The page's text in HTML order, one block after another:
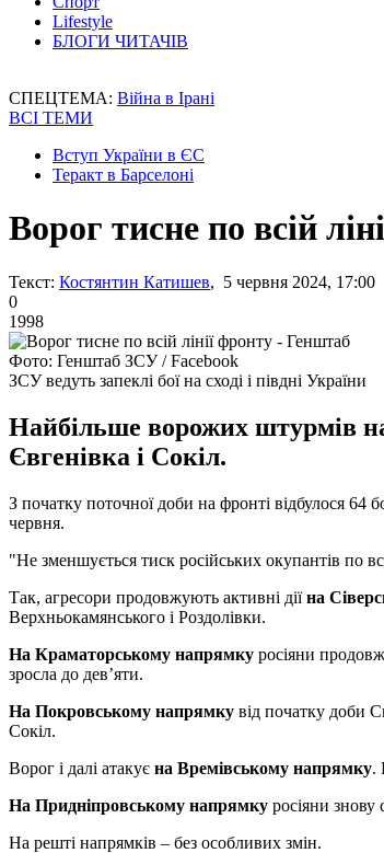
Lifestyle
БЛОГИ ЧИТАЧІВ
СПЕЦТЕМА: Війна в Ірані
ВСІ ТЕМИ
Вступ України в ЄС
Теракт в Барселоні
Ворог тисне по всій
Текст: Костянтин Катишев, 5 червня 2024, 17:00
0
1998
Фото: Генштаб ЗСУ / Facebook
ЗСУ ведуть запеклі бої на сході і півдні України
Найбільше ворожих штурмів
Євгенівка і Сокіл.
З початку поточної доби на фронті відбулося 64
червня.
"Не зменшується тиск російських окупантів по
Так, агресори продовжують активні діїна
Верхньокамянського і Роздолівки.
На Краматорському напрямку росіяни
зросла до дев’яти.
На Покровському напрямку від початку доби
Сокіл.
Ворог і далі атакує на Времівському напрямку.
На Придніпровському напрямку росіяни знову
На решті напрямків – без особливих змін.